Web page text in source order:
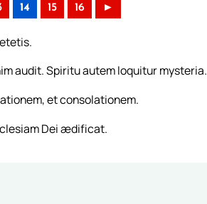
14 15 16 ►
audit. Spiritu autem loquitur mysteria.
et consolationem.
Dei ædificat.